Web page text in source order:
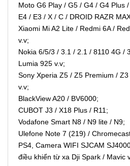
Moto G6 Play / G5 / G4 / G4 Plus
E4 / E3 / X / C / DROID RAZR
Xiaomi Mi A2 Lite / Redmi 6A /
v.v;
Nokia 6/5/3 / 3.1 / 2.1 / 8110 4G /
Lumia 925 v.v;
Sony Xperia Z5 / Z5 Premium /
v.v;
BlackView A20 / BV6000;
CUBOT J3 / X18 Plus / R11;
Vodafone Smart N8 / N9 lite / N9;
Ulefone Note 7 (219) /
PS4, Camera WIFI SJCAM
điều khiển từ xa Dji Spark / Mavic